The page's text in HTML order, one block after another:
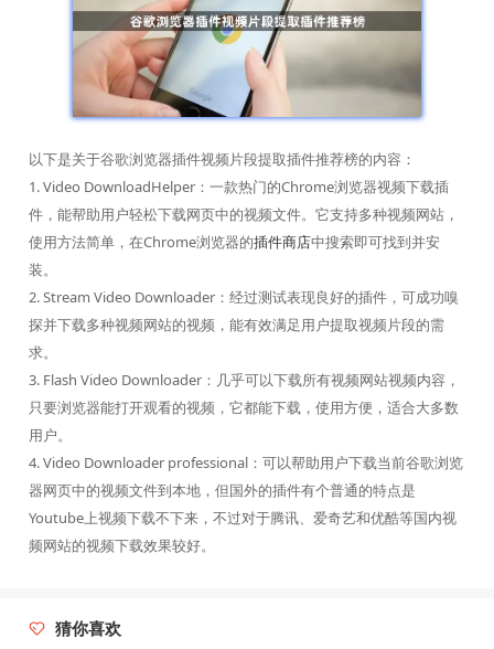
以下是关于谷歌浏览器插件视频片段提取插件推荐榜的内容：
1. Video DownloadHelper：一款热门的Chrome浏览器视频下载插
件，能帮助用户轻松下载网页中的视频文件。它支持多种视频网站，
使用方法简单，在Chrome浏览器的插件商店中搜索即可找到并安
装。
2. Stream Video Downloader：经过测试表现良好的插件，可成功嗅
探并下载多种视频网站的视频，能有效满足用户提取视频片段的需
求。
3. Flash Video Downloader：几乎可以下载所有视频网站视频内容，
只要浏览器能打开观看的视频，它都能下载，使用方便，适合大多数
用户。
4. Video Downloader professional：可以帮助用户下载当前谷歌浏览
器网页中的视频文件到本地，但国外的插件有个普通的特点是
Youtube上视频下载不下来，不过对于腾讯、爱奇艺和优酷等国内视
频网站的视频下载效果较好。
猜你喜欢